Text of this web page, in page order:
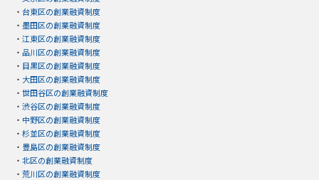
・ 台東区の創業融資制度
・ 墨田区の創業融資制度
・ 江東区の創業融資制度
・ 品川区の創業融資制度
・ 目黒区の創業融資制度
・ 大田区の創業融資制度
・ 世田谷区の創業融資制度
・ 渋谷区の創業融資制度
・ 中野区の創業融資制度
・ 杉並区の創業融資制度
・ 豊島区の創業融資制度
・ 北区の創業融資制度
・ 荒川区の創業融資制度